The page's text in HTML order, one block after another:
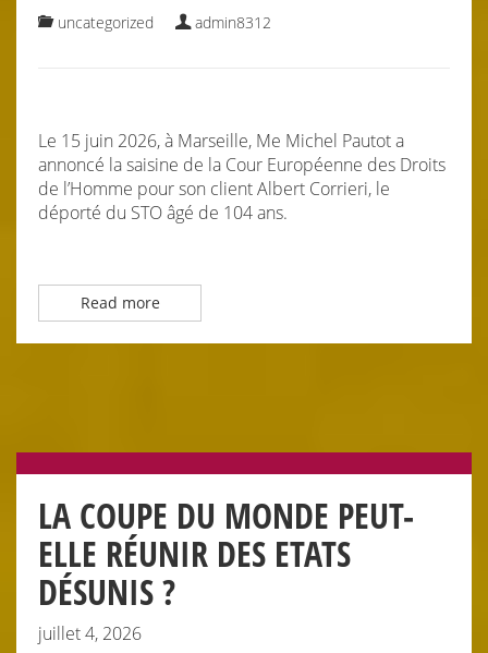
uncategorized admin8312
Le 15 juin 2026, à Marseille, Me Michel Pautot a
annoncé la saisine de la Cour Européenne des Droits
de l’Homme pour son client Albert Corrieri, le
déporté du STO âgé de 104 ans.
Read more
LA COUPE DU MONDE PEUT-
ELLE RÉUNIR DES ETATS
DÉSUNIS ?
juillet 4, 2026